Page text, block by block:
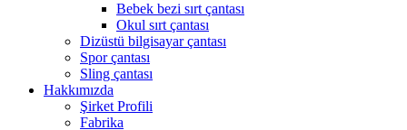
Bebek bezi sırt çantası
Okul sırt çantası
Dizüstü bilgisayar çantası
Spor çantası
Sling çantası
Hakkımızda
Şirket Profili
Fabrika